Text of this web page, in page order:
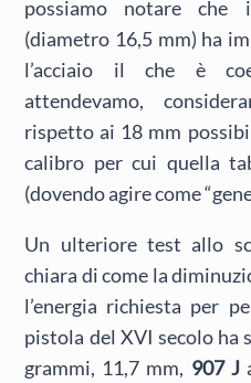
possiamo notare
(diametro 16,5 mm) ha
l’acciaio il che è
attendevamo,
rispetto ai 18 mm
calibro per cui quella
(dovendo agire come
Un ulteriore test allo
chiara di come la
l’energia richiesta per
pistola del XVI secolo ha
grammi, 11,7 mm, 907 J